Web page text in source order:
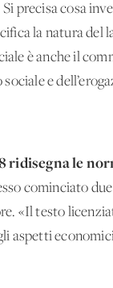
precisa cosa
la natura del
è anche il
sociale e
ridisegna le
cominciato
«Il testo
aspetti